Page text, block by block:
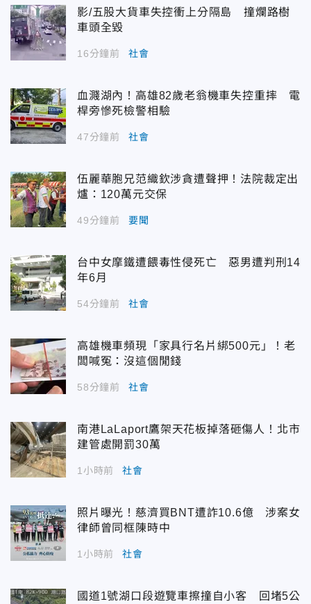
影/五股大貨車失控衝上分隔島 撞爛路樹
車頭全毀
16分鐘前 社會
血濺湖內！高雄82歲老翁機車失控重摔 電
桿旁慘死檢警相驗
47分鐘前 社會
伍麗華胞兄范織欽涉貪遭聲押！法院裁定出
爐：120萬元交保
49分鐘前 要聞
台中女摩鐵遭餵毒性侵死亡 惡男遭判刑14
年6月
54分鐘前 社會
高雄機車頻現「家具行名片綁500元」！老
闆喊冤：沒這個閒錢
58分鐘前 社會
南港LaLaport鷹架天花板掉落砸傷人！北市
建管處開罰30萬
1小時前 社會
照片曝光！慈濟買BNT遭詐10.6億 涉案女
律師曾同框陳時中
1小時前 社會
國道1號湖口段遊覽車擦撞自小客 回堵5公